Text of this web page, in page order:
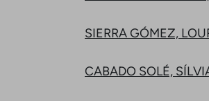
SIERRA GÓMEZ,
CABADO SOLÉ,